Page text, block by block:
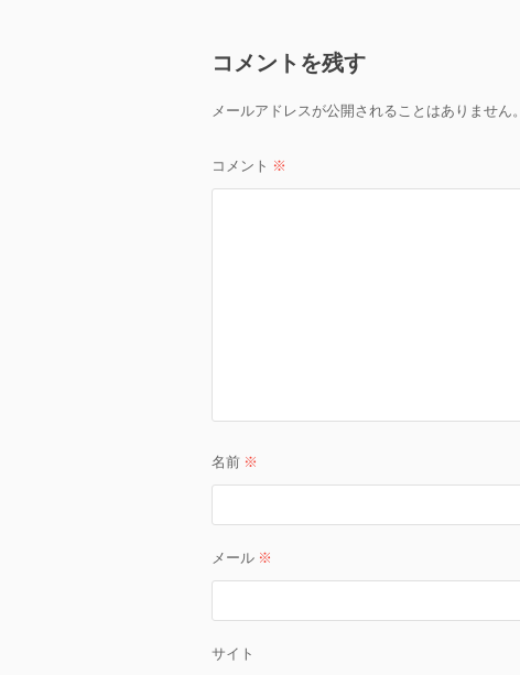
ビ
シ
コメントを残す
メールアドレスが公開されることはありません。
コメント ※
名前 ※
メール ※
サイト